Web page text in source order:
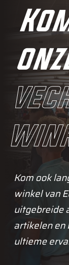
Kom ook
winkel van
uitgebreide
artikelen en
ultieme